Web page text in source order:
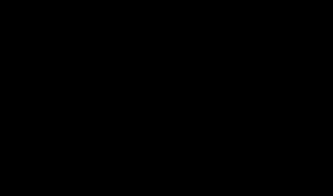
Museum
Beauftragten der Bundesregierung für